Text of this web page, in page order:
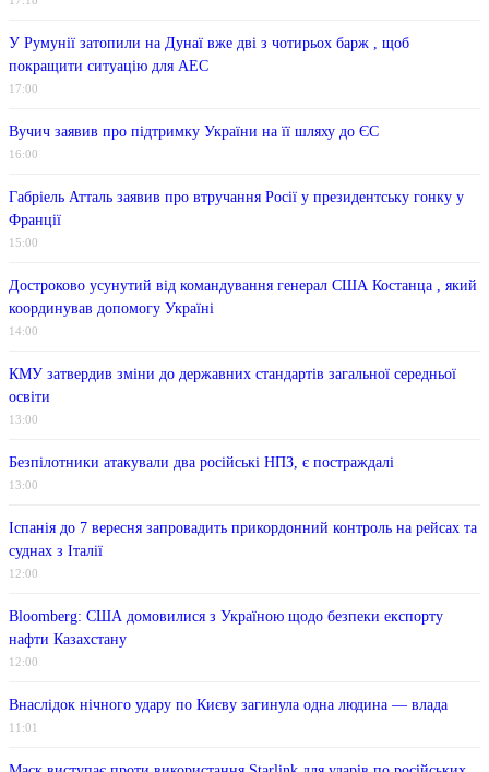
У Румунії затопили на Дунаї вже дві з чотирьох барж , щоб
покращити ситуацію для АЕС
17:00
Вучич заявив про підтримку України на її шляху до ЄС
16:00
Габріель Атталь заявив про втручання Росії у президентську гонку у
Франції
15:00
Достроково усунутий від командування генерал США Костанца , який
координував допомогу Україні
14:00
КМУ затвердив зміни до державних стандартів загальної середньої
освіти
13:00
Безпілотники атакували два російські НПЗ, є постраждалі
13:00
Іспанія до 7 вересня запровадить прикордонний контроль на рейсах та
суднах з Італії
12:00
Bloomberg: США домовилися з Україною щодо безпеки експорту
нафти Казахстану
12:00
Внаслідок нічного удару по Києву загинула одна людина — влада
11:01